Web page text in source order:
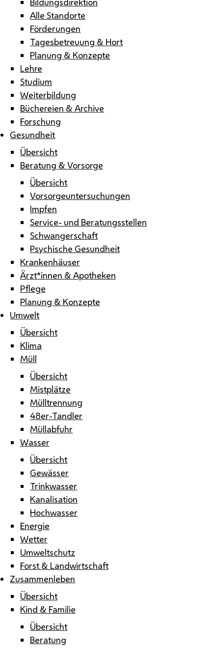
Alle Standorte
Förderungen
Tagesbetreuung & Hort
Planung & Konzepte
Lehre
Studium
Weiterbildung
Büchereien & Archive
Forschung
Gesundheit
Übersicht
Beratung & Vorsorge
Übersicht
Vorsorgeuntersuchungen
Impfen
Service- und Beratungsstellen
Schwangerschaft
Psychische Gesundheit
Krankenhäuser
Ärzt*innen & Apotheken
Pflege
Planung & Konzepte
Umwelt
Übersicht
Klima
Müll
Übersicht
Mistplätze
Mülltrennung
48er-Tandler
Müllabfuhr
Wasser
Übersicht
Gewässer
Trinkwasser
Kanalisation
Hochwasser
Energie
Wetter
Umweltschutz
Forst & Landwirtschaft
Zusammenleben
Übersicht
Kind & Familie
Übersicht
Beratung